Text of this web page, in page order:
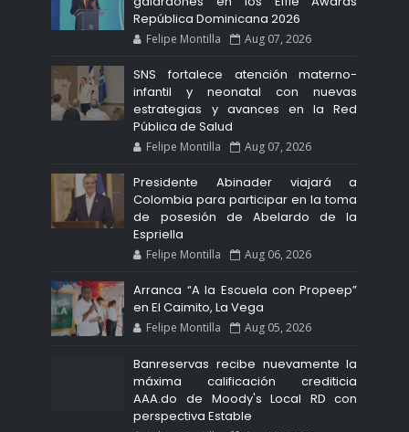
República Dominicana 2026
Felipe Montilla Aug 07, 2026
SNS fortalece atención materno-
infantil y neonatal con nuevas
estrategias y avances en la Red
Pública de Salud
Felipe Montilla Aug 07, 2026
Presidente Abinader viajará a
Colombia para participar en la toma
de posesión de Abelardo de la
Espriella
Felipe Montilla Aug 06, 2026
Arranca “A la Escuela con Propeep”
en El Caimito, La Vega
Felipe Montilla Aug 05, 2026
Banreservas recibe nuevamente la
máxima calificación crediticia
AAA.do de Moody's Local RD con
perspectiva Estable